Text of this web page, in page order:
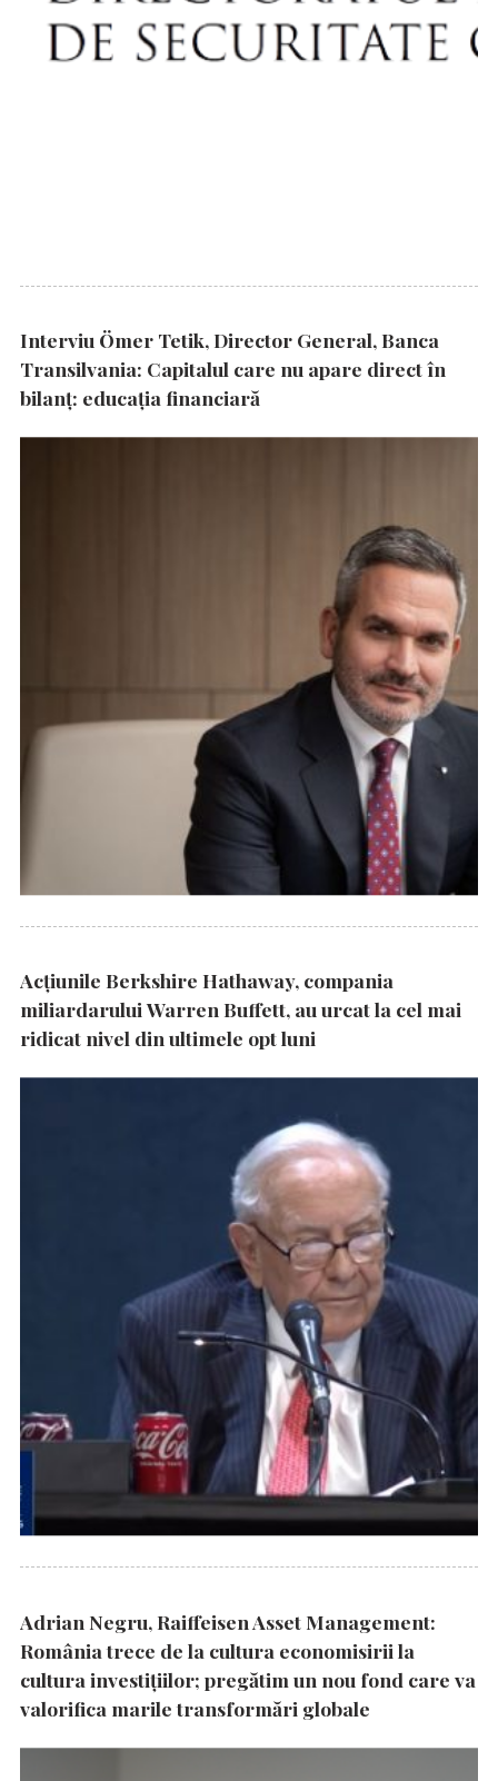
Interviu Ömer Tetik, Director General, Banca
Transilvania: Capitalul care nu apare direct în
bilanț: educația financiară
Acțiunile Berkshire Hathaway, compania
miliardarului Warren Buffett, au urcat la cel mai
ridicat nivel din ultimele opt luni
Adrian Negru, Raiffeisen Asset Management:
România trece de la cultura economisirii la
cultura investițiilor; pregătim un nou fond care va
valorifica marile transformări globale